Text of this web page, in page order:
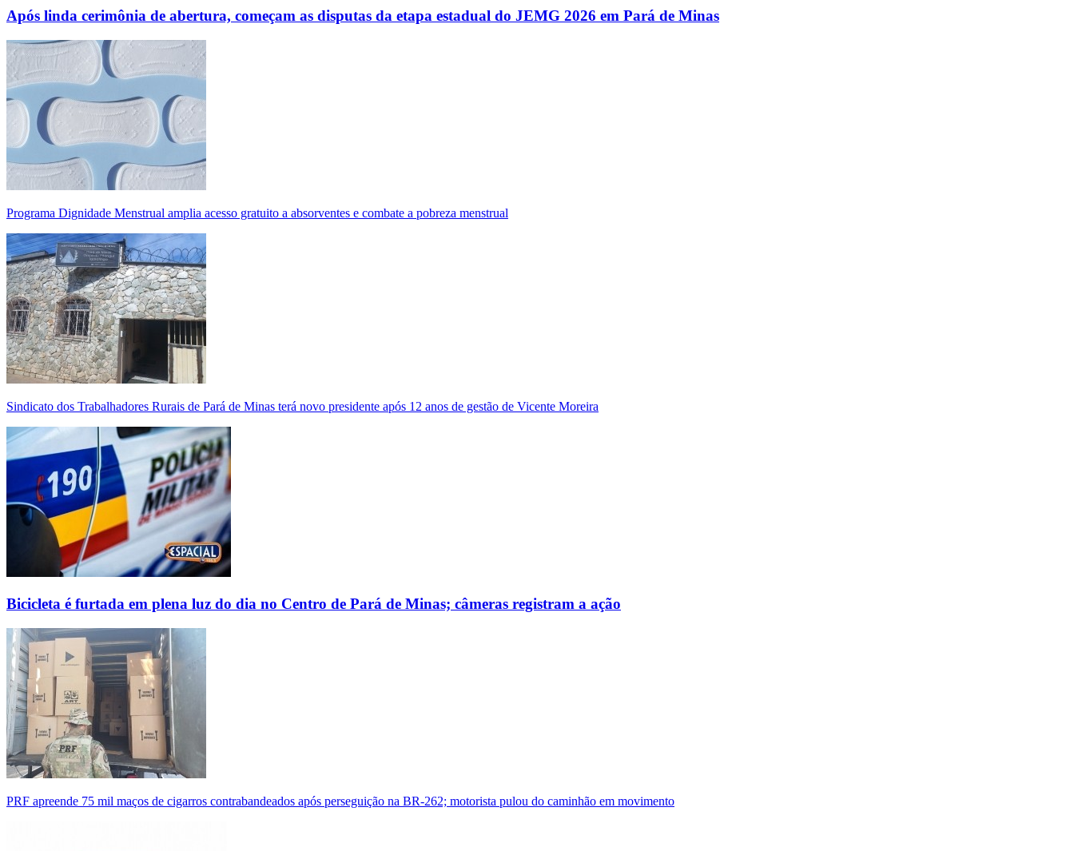
Após linda cerimônia de abertura, começam as disputas da etapa estadual do JEMG 2026 em Pará de Minas
Programa Dignidade Menstrual amplia acesso gratuito a absorventes e combate a pobreza menstrual
Sindicato dos Trabalhadores Rurais de Pará de Minas terá novo presidente após 12 anos de gestão de Vicente Moreira
Bicicleta é furtada em plena luz do dia no Centro de Pará de Minas; câmeras registram a ação
PRF apreende 75 mil maços de cigarros contrabandeados após perseguição na BR-262; motorista pulou do caminhão em movimento